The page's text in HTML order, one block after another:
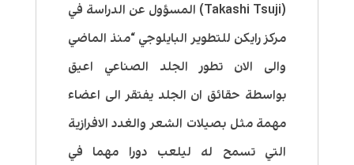
(Takashi Tsuji) المسؤول عن الدراسة في
مركز رايكن للتطوير البايلوجي “منذ الماضي
والى الان تطور الجلد الصناعي اعيق
بواسطة حقائق ان الجلد يفتقر الى اعضاء
مهمة مثل بصيلات الشعر والغدد الافرازية
التي تسمح له ليلعب دورا مهما في